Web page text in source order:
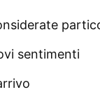
sentimenti